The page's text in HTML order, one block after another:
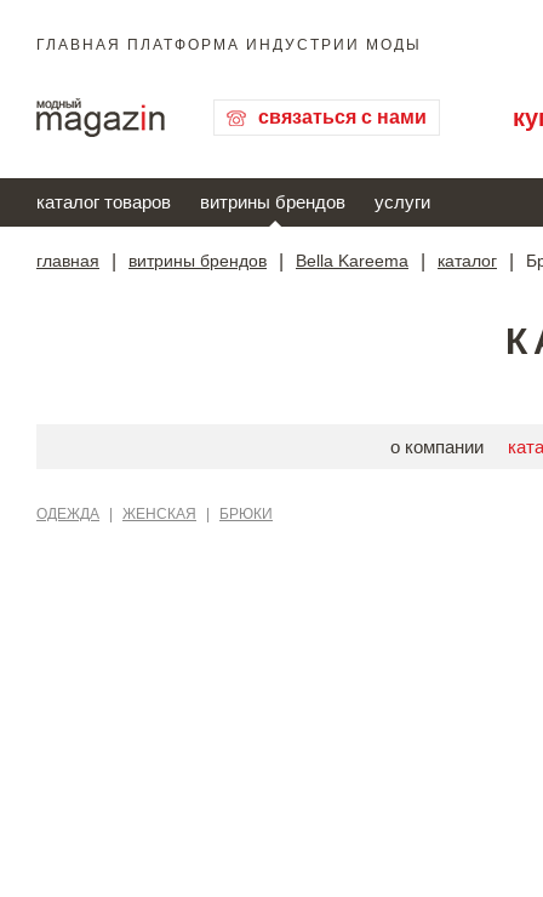
ГЛАВНАЯ ПЛАТФОРМА ИНДУСТРИИ МОДЫ
связаться с нами
каталог товаров витрины брендов услуги
главная витрины брендов Bella Kareema каталог
о компании
ОДЕЖДА ЖЕНСКАЯ БРЮКИ